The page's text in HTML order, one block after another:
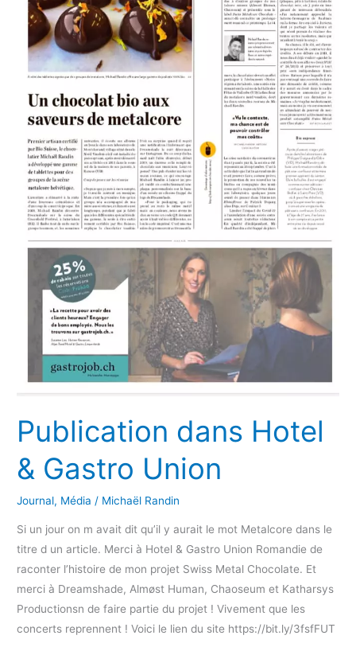
Publication dans Hotel
& Gastro Union
Journal, Média / Michaël Randin
Si un jour on m avait dit qu’il y aurait le mot Metalcore dans le
titre d un article. Merci à Hotel & Gastro Union Romandie de
raconter l’histoire de mon projet Swiss Metal Chocolate. Et
merci à Dreamshade, Almøst Human, Chaoseum et Katharsys
Productionsn de faire partie du projet ! Vivement que les
concerts reprennent ! Voici le lien du site https://bit.ly/3fsfFUT